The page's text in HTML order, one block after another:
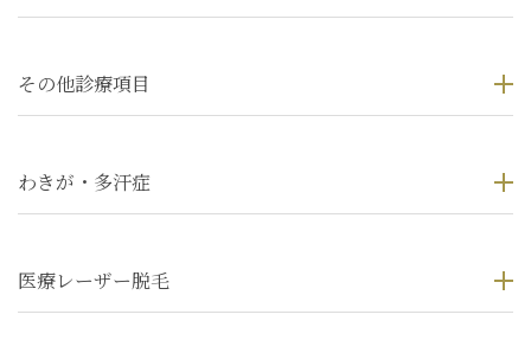
その他診療項目
わきが・多汗症
医療レーザー脱毛